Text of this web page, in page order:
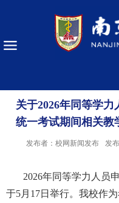
关于2026年同等学
统一考试期间相关教
发布者：校网新闻发布 发
2026年同等学力人员
于5月 17日举行。我校作